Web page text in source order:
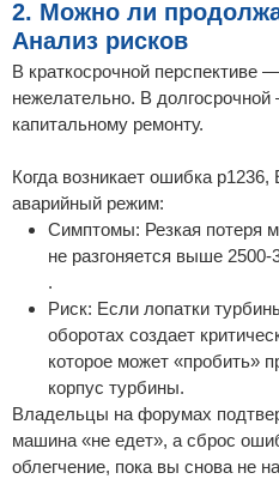
2. Можно ли
Анализ рисков
В краткосрочной перспективе
нежелательно. В
капитальному ремонту.
Когда возникает ошибка
аварийный режим:
Симптомы: Резкая потеря
не разгоняется выше
.
Риск: Если лопатки
оборотах создает
которое может «пробить»
корпус турбины.
Владельцы на форумах
машина «не едет», а сброс
облегчение, пока вы снова не